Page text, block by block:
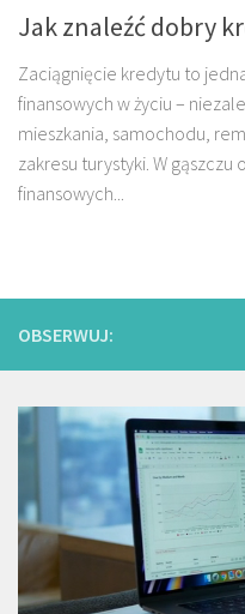
Jak znaleźć dobry
Zaciągnięcie kredytu to
finansowych w życiu –
mieszkania, samochodu,
zakresu turystyki. W
finansowych...
OBSERWUJ: